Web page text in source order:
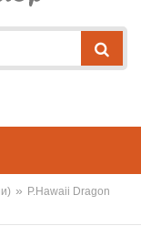
» P.Hawaii Dragon